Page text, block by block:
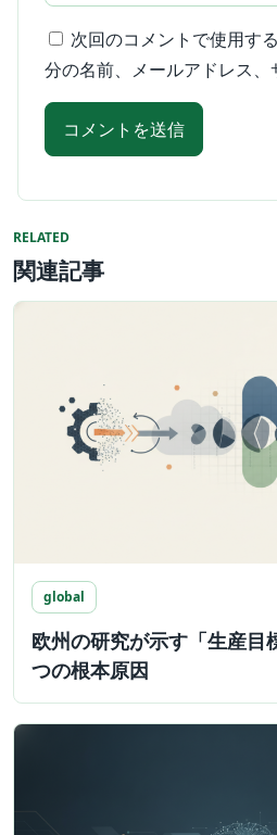
次回のコメントで使用す
分の名前、メールアドレス、
RELATED
関連記事
global
欧州の研究が示す「生産目
つの根本原因